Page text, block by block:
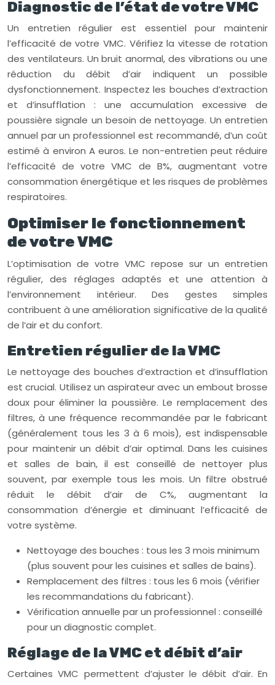
Diagnostic de l’état de votre VMC
Un entretien régulier est essentiel pour maintenir
l’efficacité de votre VMC. Vérifiez la vitesse de rotation
des ventilateurs. Un bruit anormal, des vibrations ou une
réduction du débit d’air indiquent un possible
dysfonctionnement. Inspectez les bouches d’extraction
et d’insufflation : une accumulation excessive de
poussière signale un besoin de nettoyage. Un entretien
annuel par un professionnel est recommandé, d’un coût
estimé à environ A euros. Le non-entretien peut réduire
l’efficacité de votre VMC de B%, augmentant votre
consommation énergétique et les risques de problèmes
respiratoires.
Optimiser le fonctionnement
de votre VMC
L’optimisation de votre VMC repose sur un entretien
régulier, des réglages adaptés et une attention à
l’environnement intérieur. Des gestes simples
contribuent à une amélioration significative de la qualité
de l’air et du confort.
Entretien régulier de la VMC
Le nettoyage des bouches d’extraction et d’insufflation
est crucial. Utilisez un aspirateur avec un embout brosse
doux pour éliminer la poussière. Le remplacement des
filtres, à une fréquence recommandée par le fabricant
(généralement tous les 3 à 6 mois), est indispensable
pour maintenir un débit d’air optimal. Dans les cuisines
et salles de bain, il est conseillé de nettoyer plus
souvent, par exemple tous les mois. Un filtre obstrué
réduit le débit d’air de C%, augmentant la
consommation d’énergie et diminuant l’efficacité de
votre système.
Nettoyage des bouches : tous les 3 mois minimum
(plus souvent pour les cuisines et salles de bains).
Remplacement des filtres : tous les 6 mois (vérifier
les recommandations du fabricant).
Vérification annuelle par un professionnel : conseillé
pour un diagnostic complet.
Réglage de la VMC et débit d’air
Certaines VMC permettent d’ajuster le débit d’air. En